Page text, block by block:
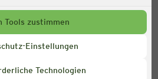
Tools zustimmen
Einstellungen
Technologien